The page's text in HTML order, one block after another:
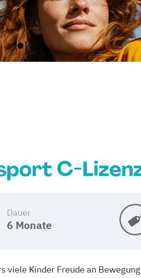
C-
Dauer
6 Monate
viele Kinder Freude an